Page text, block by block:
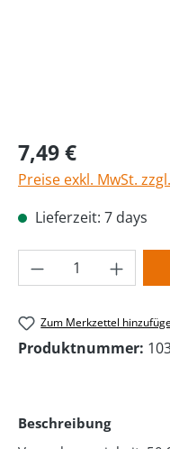
Regulärer Preis:
7,49 €
Preise exkl. MwSt.
Lieferzeit: 7 days
Produkt
Zum Merkzettel
Produktnummer:
Beschreibung